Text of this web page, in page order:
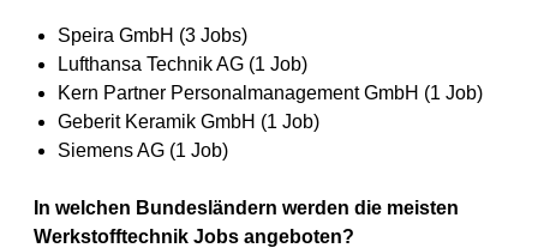
Speira GmbH (3 Jobs)
Lufthansa Technik AG (1 Job)
Kern Partner Personalmanagement GmbH (1 Job)
Geberit Keramik GmbH (1 Job)
Siemens AG (1 Job)
In welchen Bundesländern werden die meisten
Werkstofftechnik Jobs angeboten?